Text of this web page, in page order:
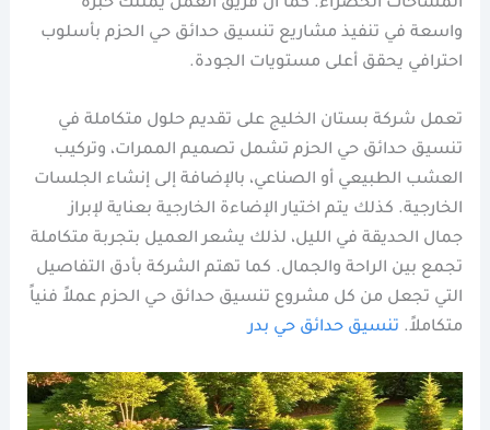
المساحات الخضراء. كما أن فريق العمل يمتلك خبرة
واسعة في تنفيذ مشاريع تنسيق حدائق حي الحزم بأسلوب
احترافي يحقق أعلى مستويات الجودة.
تعمل شركة بستان الخليج على تقديم حلول متكاملة في
تنسيق حدائق حي الحزم تشمل تصميم الممرات، وتركيب
العشب الطبيعي أو الصناعي، بالإضافة إلى إنشاء الجلسات
الخارجية. كذلك يتم اختيار الإضاءة الخارجية بعناية لإبراز
جمال الحديقة في الليل، لذلك يشعر العميل بتجربة متكاملة
تجمع بين الراحة والجمال. كما تهتم الشركة بأدق التفاصيل
التي تجعل من كل مشروع تنسيق حدائق حي الحزم عملاً فنياً
متكاملاً. تنسيق حدائق حي بدر